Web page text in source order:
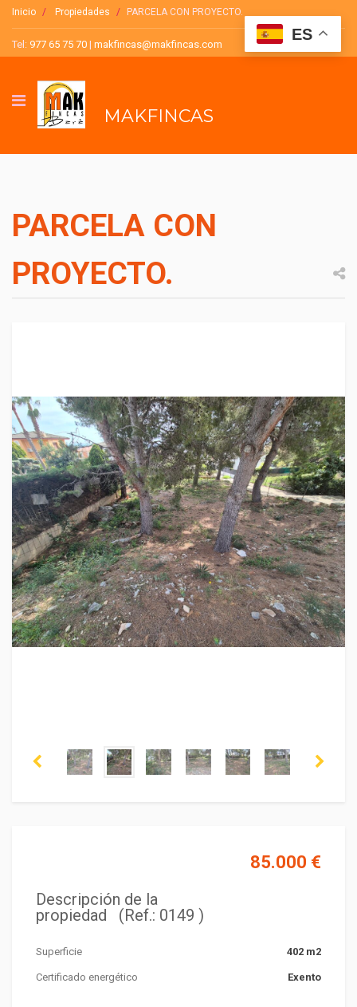
Inicio Propiedades PARCELA CON PROYECTO.
Tel: 977 65 75 70 | makfincas@makfincas.com
MAKFINCAS
PARCELA CON
PROYECTO.
85.000 €
Descripción de la
propiedad (Ref.: 0149 )
Superficie 402 m2
Certificado energético Exento
ES